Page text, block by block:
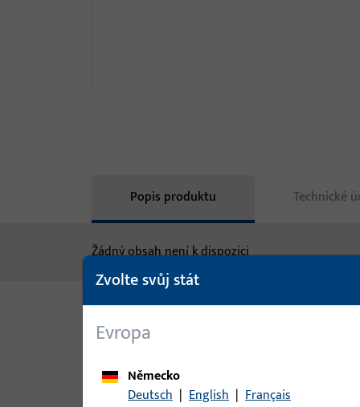
Popis produktu
Technické
Žádný obsah není k dispozici
Varianty
Pro tento produkt jsou k dispozici následující
Zvolte svůj stát
Evropa
Německo
Deutsch | English | Français